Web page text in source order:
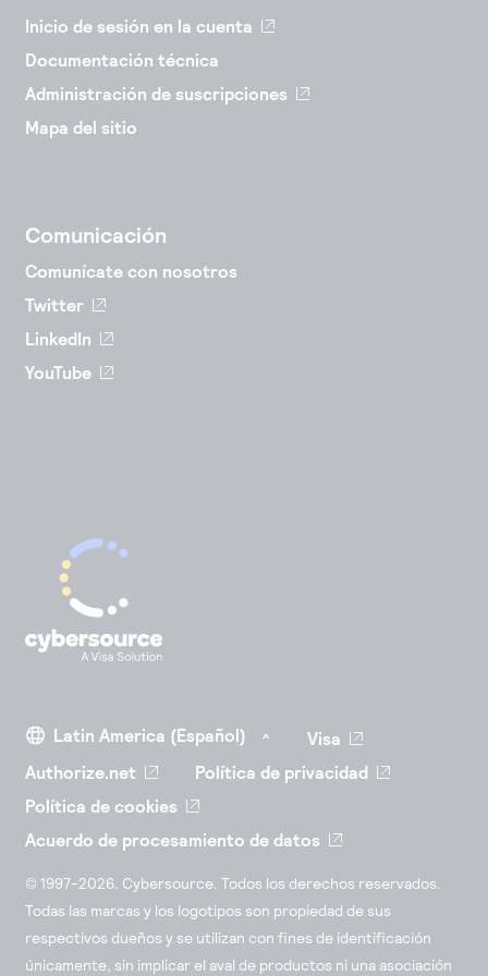
Inicio de sesión en la cuenta
Documentación técnica
Administración de suscripciones
Mapa del sitio
Comunicación
Comunícate con nosotros
Twitter
LinkedIn
YouTube
Visa
Authorize.net
Política de privacidad
Política de cookies
Acuerdo de procesamiento de datos
© 1997-2026. Cybersource. Todos los derechos reservados.
Todas las marcas y los logotipos son propiedad de sus
respectivos dueños y se utilizan con fines de identificación
únicamente, sin implicar el aval de productos ni una asociación